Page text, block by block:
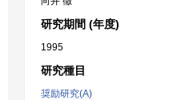
研究期間 (年度)
1995
研究種目
奨励研究(A)